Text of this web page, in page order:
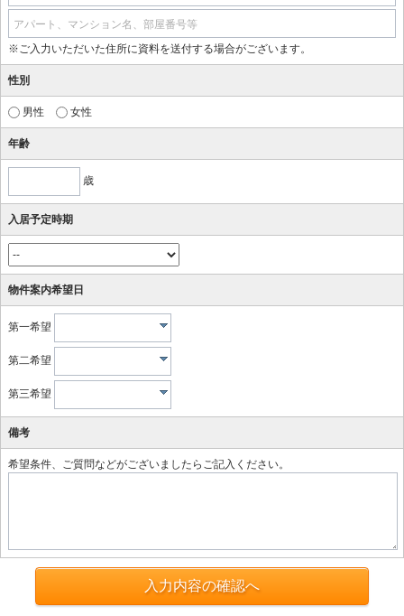
アパート、マンション名、部屋番号等
※ご入力いただいた住所に資料を送付する場合がございます。
性別
男性 女性
年齢
歳
入居予定時期
物件案内希望日
第一希望
第二希望
第三希望
備考
希望条件、ご質問などがございましたらご記入ください。
入力内容の確認へ